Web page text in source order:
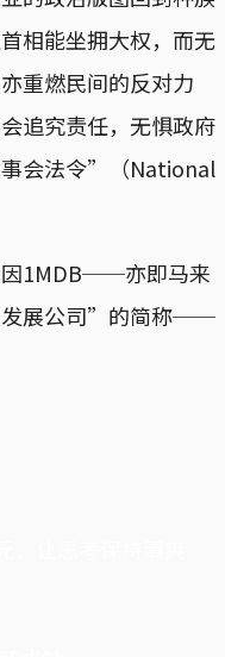
相能坐拥大权，而无
重燃民间的反对力
追究责任，无惧政府
会法令”（National
因1MDB──亦即马来
发展公司”的简称──